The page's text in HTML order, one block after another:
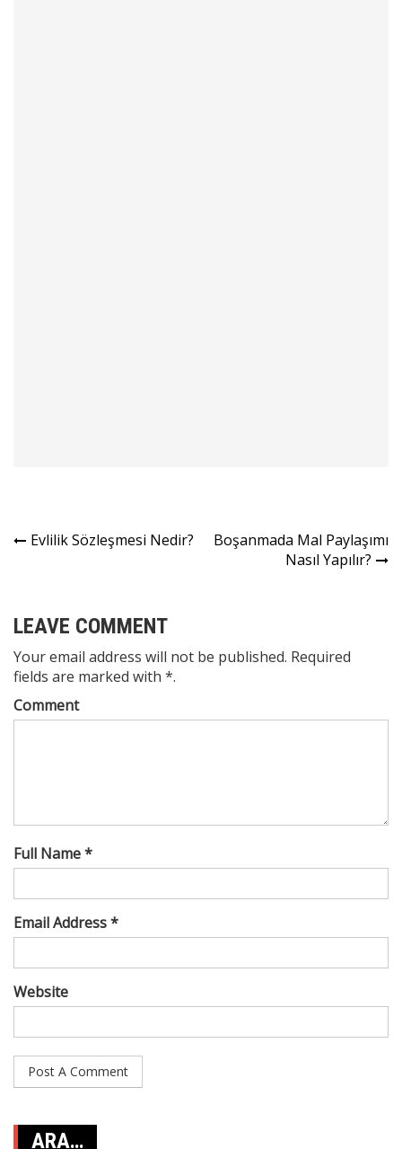
Yazı
Evlilik Sözleşmesi Nedir?
Boşanmada Mal Paylaşımı
Nasıl Yapılır?
LEAVE COMMENT
Your email address will not be published. Required
fields are marked with *.
Comment
Full Name *
Email Address *
Website
ARA…